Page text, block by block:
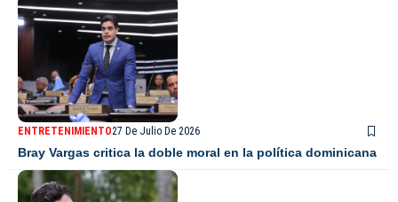
ENTRETENIMIENTO27 De Julio De 2026
Bray Vargas critica la doble moral en la política dominicana